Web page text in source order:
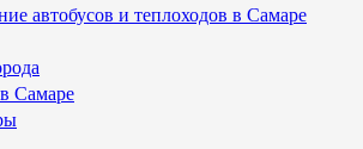
автобусов и теплоходов в Самаре
Самаре